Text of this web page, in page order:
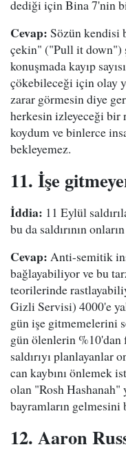
dediği için Bina 7'nin
Cevap: Sözün kendisi
çekin" ("Pull it down")
konuşmada kayıp
çökebileceği için olay
zarar görmesin diye
herkesin izleyeceği bir
koydum ve binlerce
bekleyemez.
11. İşe
İddia: 11 Eylül
bu da saldırının
Cevap: Anti-semitik
bağlayabiliyor ve bu
teorilerinde
Gizli Servisi) 4000'e
gün işe gitmemelerini
gün ölenlerin %10'dan
saldırıyı planlayanlar
can kaybını önlemek
olan "Rosh
bayramların gelmesini
12. Aaron